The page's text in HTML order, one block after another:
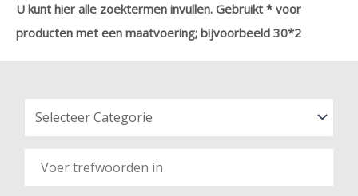
U kunt hier alle zoektermen invullen. Gebruikt * voor
producten met een maatvoering; bijvoorbeeld 30*2